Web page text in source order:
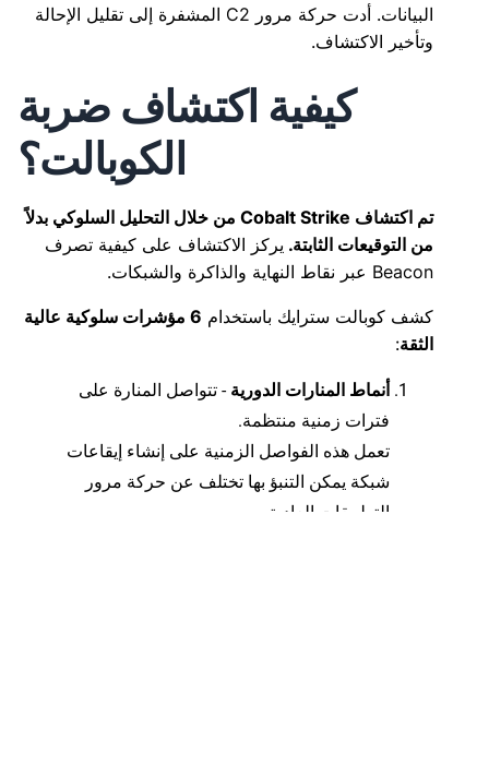
البيانات. أدت حركة مرور C2 المشفرة إلى تقليل الإحالة
وتأخير الاكتشاف.
كيفية اكتشاف ضربة
الكوبالت؟
تم اكتشاف Cobalt Strike من خلال التحليل السلوكي بدلاً
من التوقيعات الثابتة. يركز الاكتشاف على كيفية تصرف
Beacon عبر نقاط النهاية والذاكرة والشبكات.
كشف كوبالت سترايك باستخدام
6 مؤشرات سلوكية عالية
الثقة:
أنماط المنارات الدورية - تتواصل المنارة على
فترات زمنية منتظمة.
تعمل هذه الفواصل الزمنية على إنشاء إيقاعات
شبكة يمكن التنبؤ بها تختلف عن حركة مرور
التطبيقات العادية.